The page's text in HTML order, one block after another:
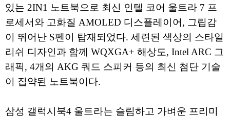
있는 2IN1 노트북으로 최신 인텔 코어 울트라 7 프
로세서와 고화질 AMOLED 디스플레이어, 그립감
이 뛰어난 S펜이 탑재되었다. 세련된 색상의 스타일
리쉬 디자인과 함께 WQXGA+ 해상도, Intel ARC 그
래픽, 4개의 AKG 쿼드 스피커 등의 최신 첨단 기술
이 집약된 노트북이다.
삼성 갤럭시북4 울트라는 슬림하고 가벼운 프리미